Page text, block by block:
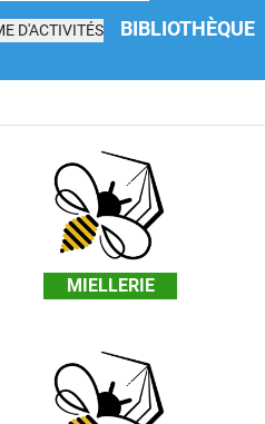
D'ACTIVITÉS BIBLIOTHÈQUE
MIELLERIE